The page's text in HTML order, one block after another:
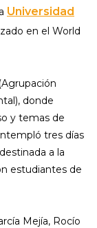
Universidad
en el World
donde
y temas de
tres días
a la
estudiantes de
Mejía, Rocío